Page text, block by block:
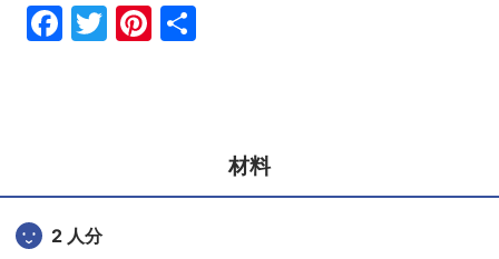
F
o
o
T
Pi
材料
2 人分